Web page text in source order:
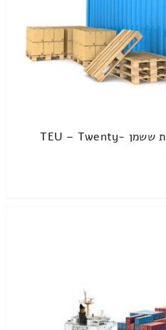
נפח של מכולה נמדד ביחידות ששמן TEU – Twenty-